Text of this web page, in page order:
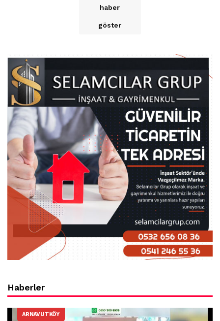
haber
göster
Haberler
ARNAVUTKÖY